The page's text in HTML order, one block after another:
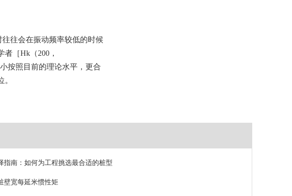
往会在振动频率较低的时候
［Hk（200，
按照目前的理论水平，更合
指南：如何为工程挑选最合适的桩型
壁宽每延米惯性矩